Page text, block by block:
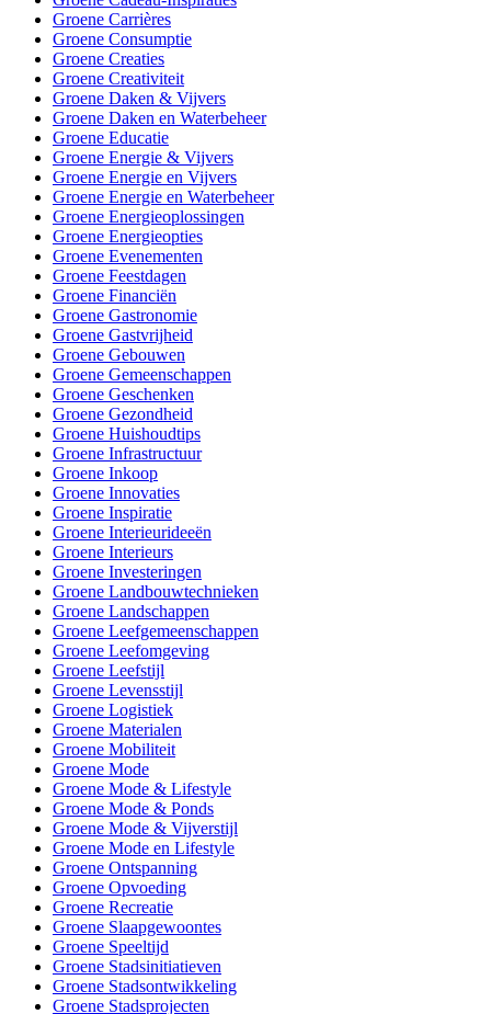
Groene Carrières
Groene Consumptie
Groene Creaties
Groene Creativiteit
Groene Daken & Vijvers
Groene Daken en Waterbeheer
Groene Educatie
Groene Energie & Vijvers
Groene Energie en Vijvers
Groene Energie en Waterbeheer
Groene Energieoplossingen
Groene Energieopties
Groene Evenementen
Groene Feestdagen
Groene Financiën
Groene Gastronomie
Groene Gastvrijheid
Groene Gebouwen
Groene Gemeenschappen
Groene Geschenken
Groene Gezondheid
Groene Huishoudtips
Groene Infrastructuur
Groene Inkoop
Groene Innovaties
Groene Inspiratie
Groene Interieurideeën
Groene Interieurs
Groene Investeringen
Groene Landbouwtechnieken
Groene Landschappen
Groene Leefgemeenschappen
Groene Leefomgeving
Groene Leefstijl
Groene Levensstijl
Groene Logistiek
Groene Materialen
Groene Mobiliteit
Groene Mode
Groene Mode & Lifestyle
Groene Mode & Ponds
Groene Mode & Vijverstijl
Groene Mode en Lifestyle
Groene Ontspanning
Groene Opvoeding
Groene Recreatie
Groene Slaapgewoontes
Groene Speeltijd
Groene Stadsinitiatieven
Groene Stadsontwikkeling
Groene Stadsprojecten